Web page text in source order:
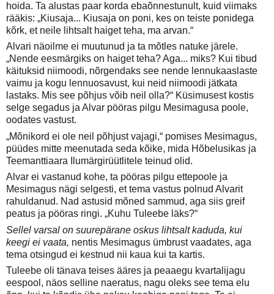
hoida. Ta alustas paar korda ebaõnnestunult, kuid viimaks
rääkis: „Kiusaja... Kiusaja on poni, kes on teiste ponidega
kõrk, et neile lihtsalt haiget teha, ma arvan.“
Alvari näoilme ei muutunud ja ta mõtles natuke järele.
„Nende eesmärgiks on haiget teha? Aga... miks? Kui tibud
käituksid niimoodi, nõrgendaks see nende lennukaaslaste
vaimu ja kogu lennuosavust, kui neid niimoodi jätkata
lastaks. Mis see põhjus võib neil olla?“ Küsimusest kostis
selge segadus ja Alvar pööras pilgu Mesimagusa poole,
oodates vastust.
„Mõnikord ei ole neil põhjust vajagi,“ pomises Mesimagus,
püüdes mitte meenutada seda kõike, mida Hõbelusikas ja
Teemanttiaara Ilumärgirüütlitele teinud olid.
Alvar ei vastanud kohe, ta pööras pilgu ettepoole ja
Mesimagus nägi selgesti, et tema vastus polnud Alvarit
rahuldanud. Nad astusid mõned sammud, aga siis greif
peatus ja pööras ringi. „Kuhu Tuleebe läks?“
Sellel varsal on suurepärane oskus lihtsalt kaduda, kui
keegi ei vaata, nentis Mesimagus ümbrust vaadates, aga
tema otsingud ei kestnud nii kaua kui ta kartis.
Tuleebe oli tänava teises ääres ja peaaegu kvartalijagu
eespool, näos selline naeratus, nagu oleks see tema elu